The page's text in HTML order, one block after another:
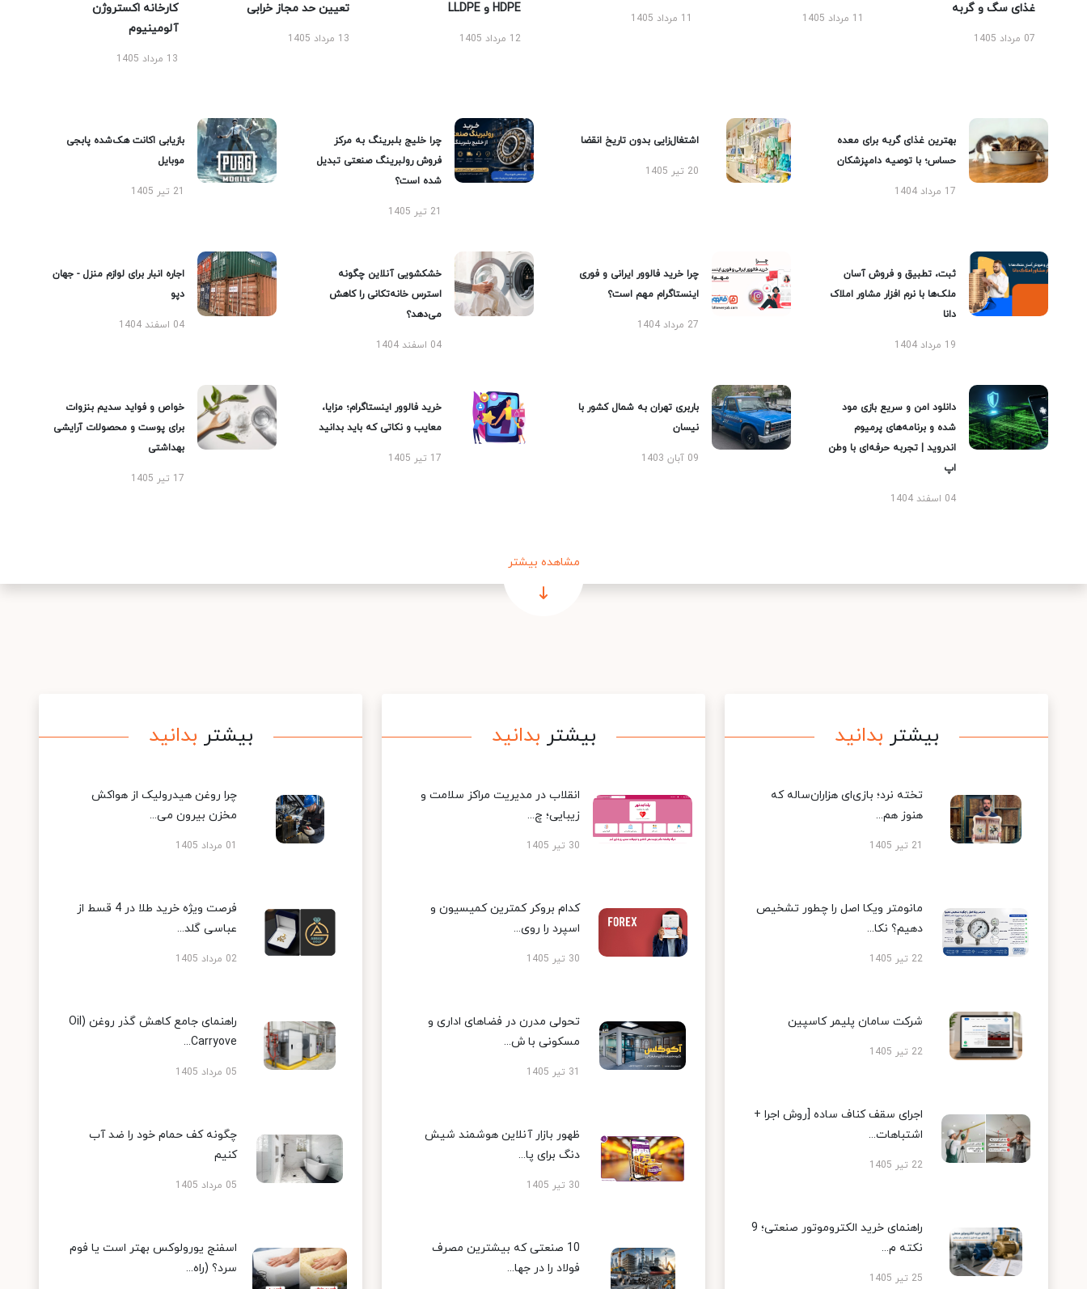
غذای سگ و گربه
07 مرداد 1405
11 مرداد 1405 11 مرداد 1405
HDPE و LLDPE
12 مرداد 1405
تعیین حد مجاز خرابی
13 مرداد 1405
کارخانه اکستروژن
آلومینیوم
13 مرداد 1405
بهترین غذای گربه برای معده
حساس؛ با توصیه دامپزشکان
17 مرداد 1404
اشتغال‌زایی بدون تاریخ انقضا
20 تیر 1405
چرا خلیج بلبرینگ به مرکز
فروش رولبرینگ صنعتی تبدیل
شده است؟
21 تیر 1405
بازیابی اکانت هک‌شده پابجی
موبایل
21 تیر 1405
ثبت، تطبیق و فروش آسان
ملک‌ها با نرم افزار مشاور املاک
دانا
19 مرداد 1404
چرا خرید فالوور ایرانی و فوری
اینستاگرام مهم است؟
27 مرداد 1404
خشکشویی آنلاین چگونه
استرس خانه‌تکانی را کاهش
می‌دهد؟
04 اسفند 1404
اجاره انبار برای لوازم منزل - جهان
دپو
04 اسفند 1404
دانلود امن و سریع بازی مود
شده و برنامه‌های پرمیوم
اندروید | تجربه حرفه‌ای با وطن
اپ
04 اسفند 1404
باربری تهران به شمال کشور با
نیسان
09 آبان 1403
خرید فالوور اینستاگرام؛ مزایا،
معایب و نکاتی که باید بدانید
17 تیر 1405
خواص و فواید سدیم بنزوات
برای پوست و محصولات آرایشی
بهداشتی
17 تیر 1405
مشاهده بیشتر
بیشتر بدانید
تخته نرد؛ بازی‌ای هزاران‌ساله که
هنوز هم...
21 تیر 1405
مانومتر ویکا اصل را چطور تشخیص
دهیم؟ نکا...
22 تیر 1405
شرکت سامان پلیمر کاسپین
22 تیر 1405
اجرای سقف کناف ساده [روش اجرا +
اشتباهات...
22 تیر 1405
راهنمای خرید الکتروموتور صنعتی؛ 9
نکته م...
25 تیر 1405
بیشتر بدانید
انقلاب در مدیریت مراکز سلامت و
زیبایی؛ چ...
30 تیر 1405
کدام بروکر کمترین کمیسیون و
اسپرد را روی...
30 تیر 1405
تحولی مدرن در فضاهای اداری و
مسکونی با ش...
31 تیر 1405
ظهور بازار آنلاین هوشمند شیش
دنگ برای پا...
30 تیر 1405
10 صنعتی که بیشترین مصرف
فولاد را در جها...
بیشتر بدانید
چرا روغن هیدرولیک از هواکش
مخزن بیرون می...
01 مرداد 1405
فرصت ویژه خرید طلا در 4 قسط از
عباسی گلد...
02 مرداد 1405
راهنمای جامع کاهش گذر روغن (Oil
Carryove...
05 مرداد 1405
چگونه کف حمام خود را ضد آب
کنیم
05 مرداد 1405
اسفنج یورولوکس بهتر است یا فوم
سرد؟ (راه...